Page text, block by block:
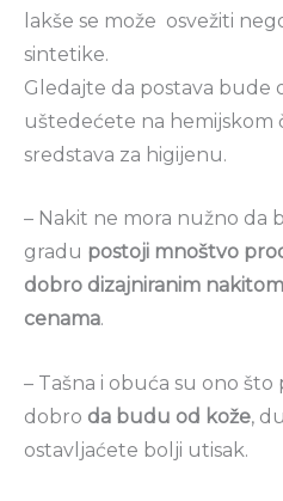
lakše se može osvežiti
sintetike.
Gledajte da postava bude
uštedećete na hemijskom
sredstava za higijenu.
– Nakit ne mora nužno da
gradu postoji mnoštvo
dobro dizajniranim
cenama.
– Tašna i obuća su ono što
dobro da budu od kože,
ostavljaćete bolji utisak.